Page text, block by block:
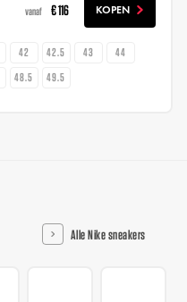
vanaf € 116 KOPEN
42 42.5 43
44
48.5 49.5
Alle Nike sneakers